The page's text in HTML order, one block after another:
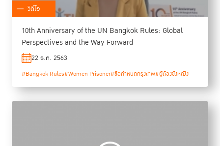
วิดีโอ
10th Anniversary of the UN Bangkok Rules: Global
Perspectives and the Way Forward
22 ธ.ค. 2563
#Bangkok Rules#Women Prisoner#ข้อกำหนดกรุงเทพ#ผู้ต้องขังหญิง